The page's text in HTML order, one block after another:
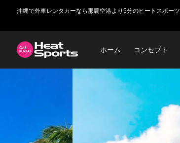
沖縄で外車レンタカーなら那覇空港より5分のヒートスポーツ
ホーム コンセプト